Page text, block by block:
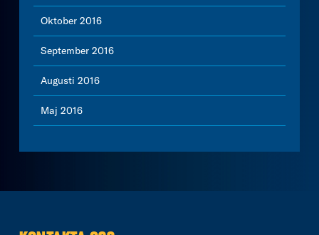
Oktober 2016
September 2016
Augusti 2016
Maj 2016